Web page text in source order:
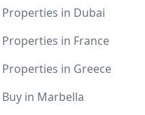
Properties in Dubai
Properties in France
Properties in Greece
Buy in Marbella